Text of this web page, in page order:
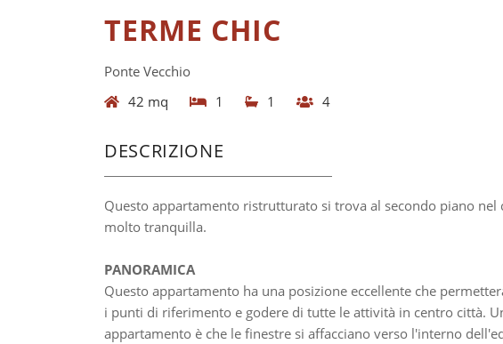
TERME CHIC
Ponte Vecchio
42 mq
1 1 4
DESCRIZIONE
Questo appartamento ristrutturato si trova al secondo piano
molto tranquilla.
PANORAMICA
Questo appartamento ha una posizione eccellente che
i punti di riferimento e godere di tutte le attività in centro città.
appartamento è che le finestre si affacciano verso l'interno